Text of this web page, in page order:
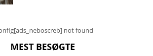
not found
MEST BESØGTE